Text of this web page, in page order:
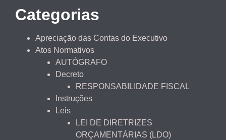
Categorias
Apreciação das Contas do Executivo
Atos Normativos
AUTÓGRAFO
Decreto
RESPONSABILIDADE FISCAL
Instruções
Leis
LEI DE DIRETRIZES
ORÇAMENTÁRIAS (LDO)